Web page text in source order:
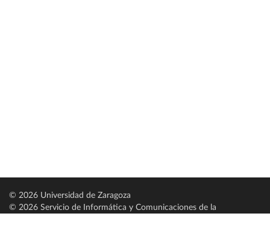
© 2026 Universidad de Zaragoza
© 2026 Servicio de Informática y Comunicaciones de la